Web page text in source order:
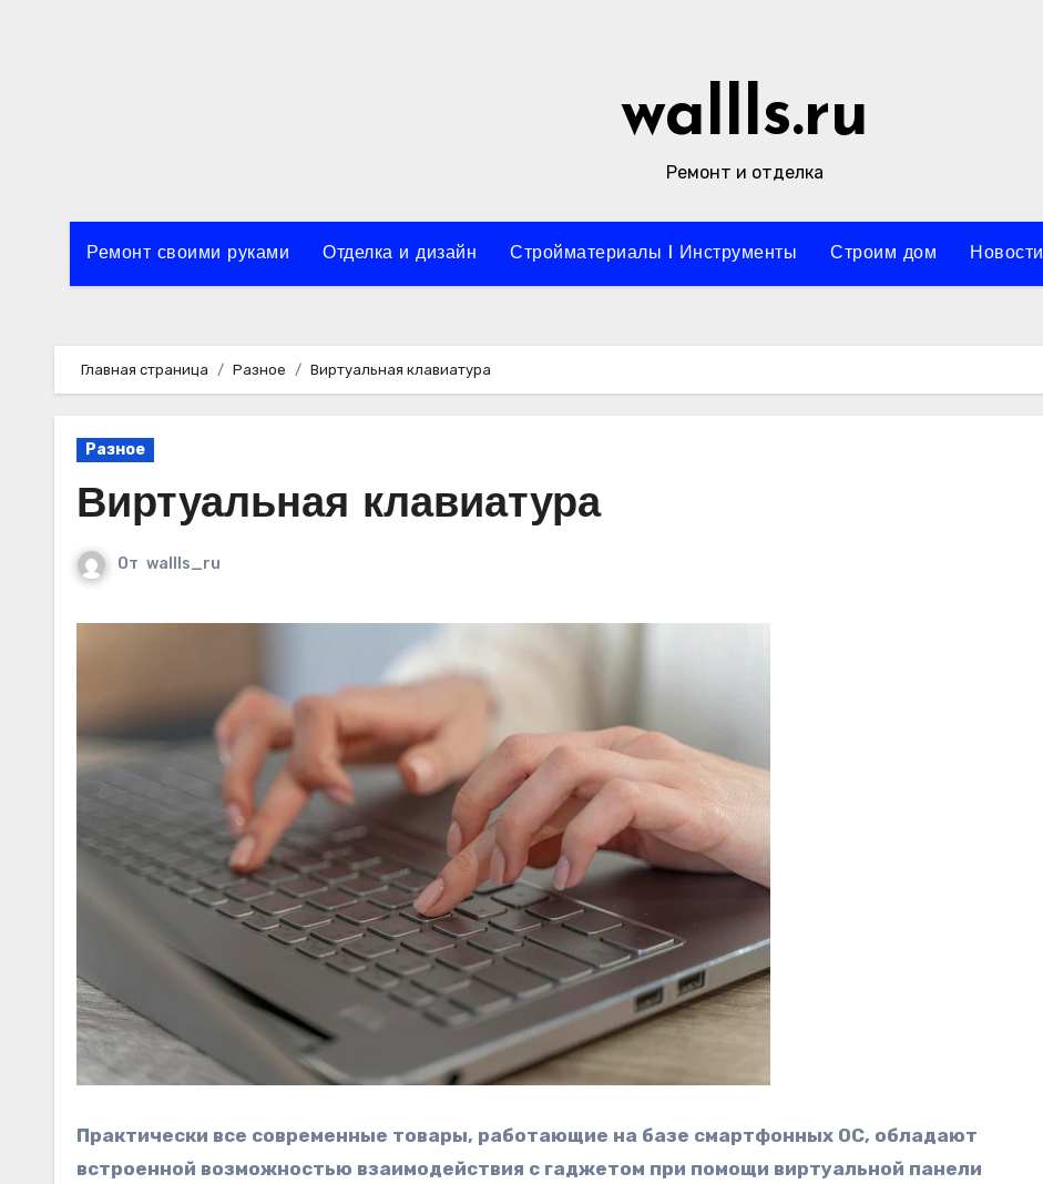
wallls.ru
Ремонт и отделка
Ремонт своими руками Отделка и дизайн Стройматериалы l Инструменты Строим дом Новости
Главная страница Разное Виртуальная клавиатура
Разное
Виртуальная клавиатура
От wallls_ru
Практически все современные товары, работающие на базе смартфонных ОС, обладают
встроенной возможностью взаимодействия с гаджетом при помощи виртуальной панели